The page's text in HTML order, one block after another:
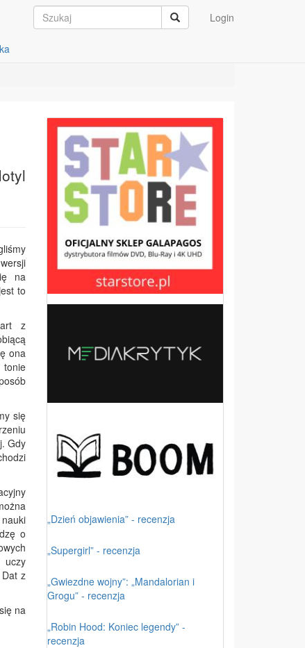
Login
na
to
z
ona
tonie
się
Gdy
o
uczy
z
na
„Dzień objawienia” - recenzja
„Supergirl” - recenzja
„Gwiezdne wojny”: „Mandalorian i
Grogu” - recenzja
„Robin Hood: Koniec legendy” -
recenzja